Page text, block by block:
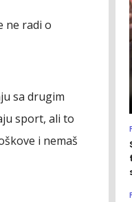
ne radi o
sa drugim
sport, ali to
i nemaš